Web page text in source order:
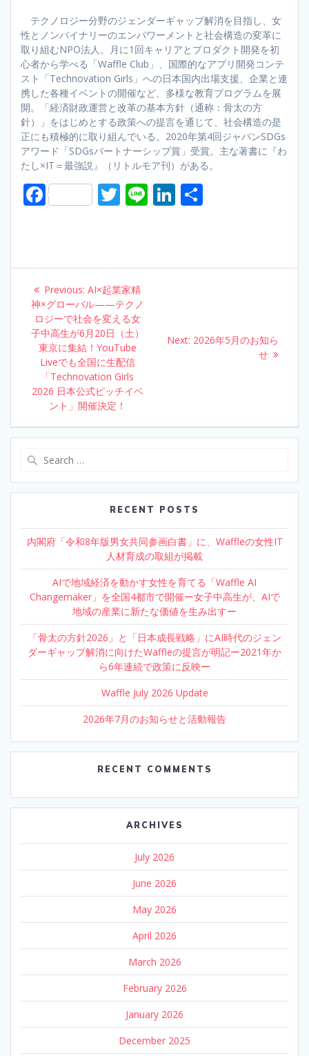
テクノロジー分野のジェンダーギャップ解消を目指し、女
性とノンバイナリーのエンパワーメントと社会構造の変革に
取り組むNPO法人。月に1回キャリアとプロダクト開発を初
心者から学べる「Waffle Club」、国際的なアプリ開発コンテ
スト「Technovation Girls」への日本国内出場支援、企業と連
携した各種イベントの開催など、多様な教育プログラムを展
開。「経済財政運営と改革の基本方針（通称：骨太の方
針）」をはじめとする政策への提言を通じて、社会構造の是
正にも積極的に取り組んでいる。2020年第4回ジャパンSDGs
アワード「SDGsパートナーシップ賞」受賞。主な著書に『わ
たし×IT＝最強説』（リトルモア刊）がある。
F
ac
b
o
o
k
T
w
er
Li
n
Li
n
e e
Post
navigation
Previous: Previous
post:
AI×起業家精
神×グローバル——テクノ
ロジーで社会を変える女
子中高生が6月20日（土）
東京に集結！YouTube
Liveでも全国に生配信
「Technovation Girls
2026 日本公式ピッチイベ
ント」開催決定！
Next: Next
2026年5月のお知ら
せ
RECENT POSTS
内閣府「令和8年版男女共同参画白書」に、Waffleの女性IT
人材育成の取組が掲載
AIで地域経済を動かす女性を育てる「Waffle AI
Changemaker」を全国4都市で開催ー女子中高生が、AIで
地域の産業に新たな価値を生み出すー
「骨太の方針2026」と「日本成長戦略」にAI時代のジェン
ダーギャップ解消に向けたWaffleの提言が明記ー2021年か
ら6年連続で政策に反映ー
Waffle July 2026 Update
2026年7月のお知らせと活動報告
RECENT COMMENTS
ARCHIVES
July 2026
June 2026
May 2026
April 2026
March 2026
February 2026
January 2026
December 2025